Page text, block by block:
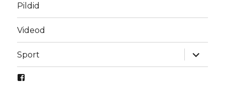
Pildid
Videod
Sport
laienda